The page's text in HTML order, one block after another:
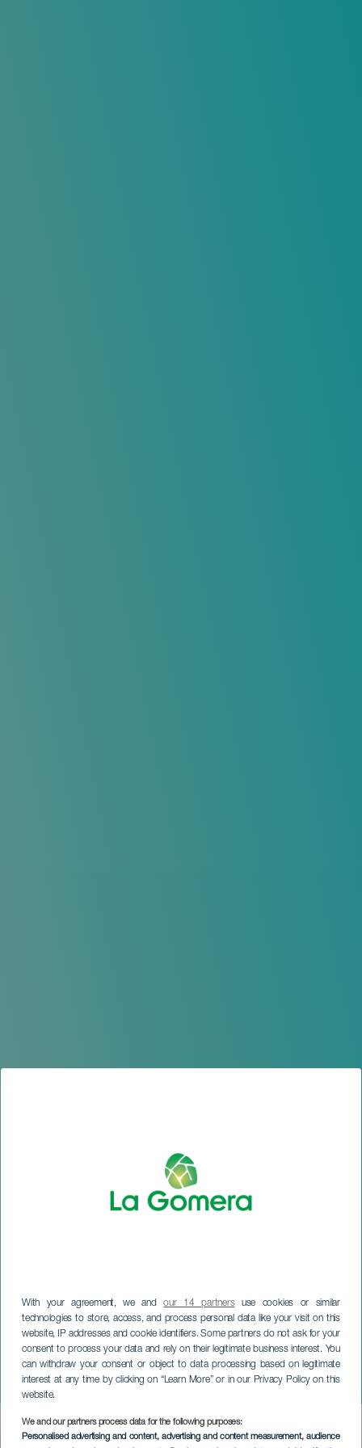
With your agreement, we andour 14 partnersuse cookies or similar
technologies to store, access, and process personal data like your visit on this
website, IP addresses and cookie identifiers. Some partners do not ask for your
consent to process your data and rely on their legitimate business interest. You
can withdraw your consent or object to data processing based on legitimate
interest at any time by clicking on “Learn More” or in our Privacy Policy on this
website.
We and our partners process data for the following purposes:
Personalised advertising and content, advertising and content measurement, audience
Tydzień Wina w
Vallehermoso
LA GOMERA
Imagen
Listado